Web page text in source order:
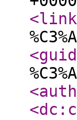
<link
<guid